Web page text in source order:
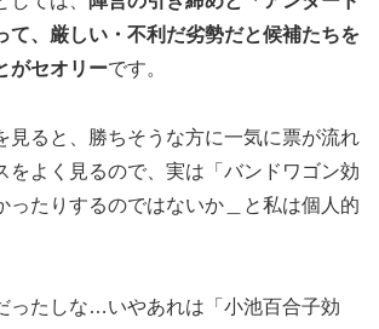
て、厳しい・不利だ劣勢だと候補たちを
がセオリーです。
見ると、勝ちそうな方に一気に票が流れ
をよく見るので、実は「バンドワゴン効
ったりするのではないか＿と私は個人的
ったしな…いやあれは「小池百合子効